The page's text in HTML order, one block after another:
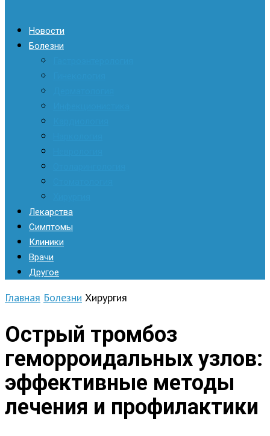
Новости
Болезни
Лекарства
Симптомы
Клиники
Врачи
Другое
Главная Болезни Хирургия
Острый тромбоз
геморроидальных узлов:
эффективные методы
лечения и профилактики